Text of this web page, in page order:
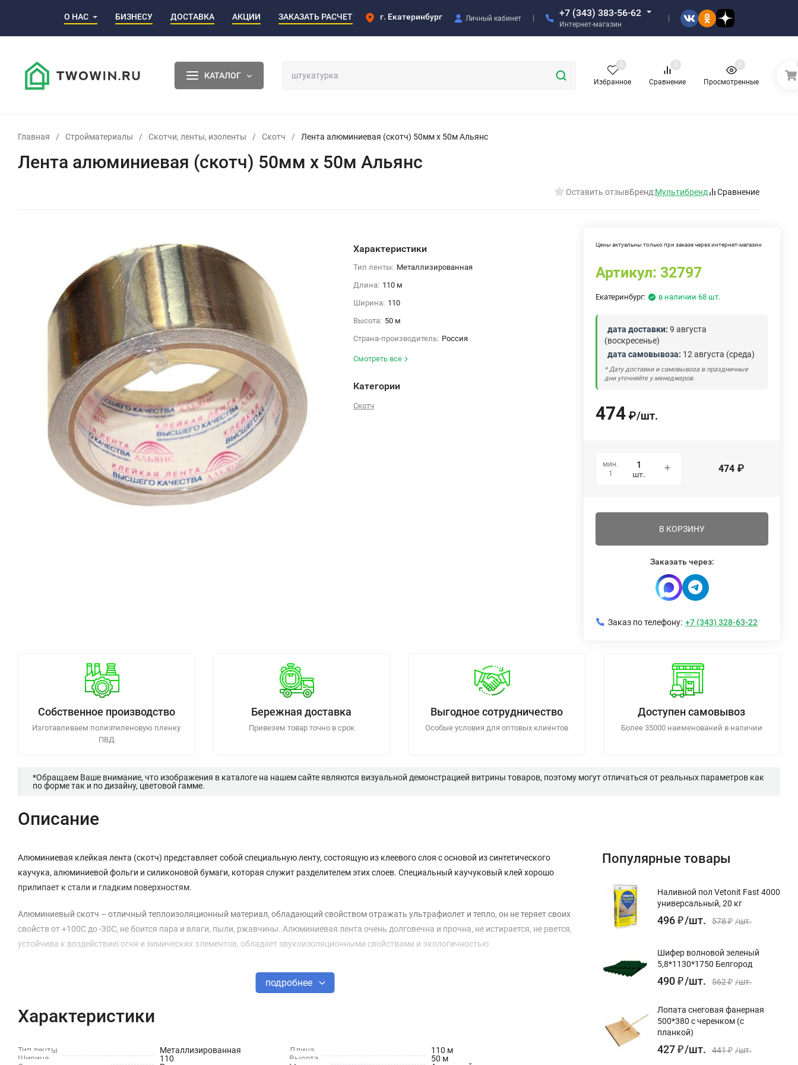
О НАС БИЗНЕСУ ДОСТАВКА АКЦИИ ЗАКАЗАТЬ РАСЧЕТ г. Екатеринбург Личный кабинет +7 (343) 383-56-62
Интернет-магазин
КАТАЛОГ
Избранное
0
Сравнение
0
Просмотренные
0
Главная / Стройматериалы / Скотчи, ленты, изоленты / Скотч / Лента алюминиевая (скотч) 50мм х 50м Альянс
Лента алюминиевая (скотч) 50мм х 50м Альянс
Оставить отзывБренд:Мультибренд Сравнение
Характеристики
Тип ленты: Металлизированная
Длина: 110 м
Ширина: 110
Высота: 50 м
Страна-производитель: Россия
Смотреть все
Категории
Скотч
Цены актуальны только при заказе через интернет-магазин
Артикул:32797
Екатеринбург: в наличии 68 шт.
дата доставки: 9 августа
(воскресенье)
дата самовывоза: 12 августа (среда)
* Дату доставки и самовывоза в праздничные
дни уточняйте у менеджеров.
474 ₽/шт.
мин.
1
шт. 474 ₽
В КОРЗИНУ
Заказать через:
Заказ по телефону: +7 (343) 328-63-22
Собственное производство
Изготавливаем полиэтиленовую пленку
ПВД
Бережная доставка
Привезем товар точно в срок
Выгодное сотрудничество
Особые условия для оптовых клиентов
Доступен самовывоз
Более 35000 наименований в наличии
*Обращаем Ваше внимание, что изображения в каталоге на нашем сайте являются визуальной демонстрацией витрины товаров, поэтому могут отличаться от реальных параметров как
по форме так и по дизайну, цветовой гамме.
Описание
Алюминиевая клейкая лента (скотч) представляет собой специальную ленту, состоящую из клеевого слоя с основой из синтетического
каучука, алюминиевой фольги и силиконовой бумаги, которая служит разделителем этих слоев. Специальный каучуковый клей хорошо
прилипает к стали и гладким поверхностям.
Алюминиевый скотч – отличный теплоизоляционный материал, обладающий свойством отражать ультрафиолет и тепло, он не теряет своих
свойств от +100С до -30С, не боится пара и влаги, пыли, ржавчины. Алюминиевая лента очень долговечна и прочна, не истирается, не рвется,
устойчива к воздействию огня и химических элементов, обладает звукоизоляционными свойствами и экологичностью
установка вентиляции и систем кондиционирования;
другие сферы ремонта и строительства;
подробнее
Характеристики
Тип ленты Металлизированная Длина
110 м
Ширина
110 Высота
50 м
Популярные товары
Наливной пол Vetonit Fast 4000
универсальный, 20 кг
496₽/шт. 578₽ /шт.
Шифер волновой зеленый
5,8*1130*1750 Белгород
490₽/шт. 562₽ /шт.
Лопата снеговая фанерная
500*380 с черенком (с
планкой)
427₽/шт. 441₽ /шт.